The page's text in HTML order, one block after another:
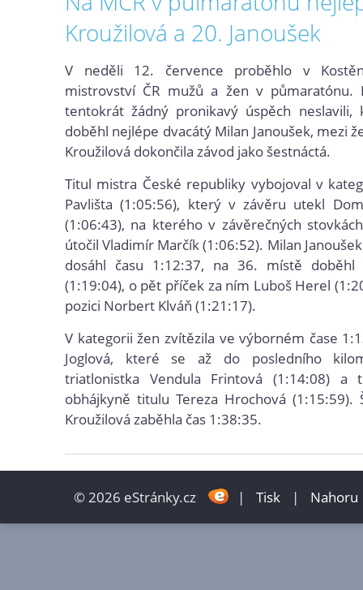
Kroužilová a 20. Janoušek
V neděli 12. července proběhlo v
mistrovství ČR mužů a žen v půmaratónu.
tentokrát žádný pronikavý úspěch neslavili,
doběhl nejlépe dvacátý Milan Janoušek, mezi
Kroužilová dokončila závod jako šestnáctá.
Titul mistra České republiky vybojoval v
Pavlišta (1:05:56), který v závěru utekl
(1:06:43), na kterého v závěrečných
útočil Vladimír Marčík (1:06:52). Milan
dosáhl času 1:12:37, na 36. místě doběhl
(1:19:04), o pět příček za ním Luboš Herel
pozici Norbert Klváň (1:21:17).
V kategorii žen zvítězila ve výborném čase
Joglová, které se až do posledního
triatlonistka Vendula Frintová (1:14:08) a
obhájkyně titulu Tereza Hrochová (1:15:59).
Kroužilová zaběhla čas 1:38:35.
© 2026 eStránky.cz | Tisk | Nahoru